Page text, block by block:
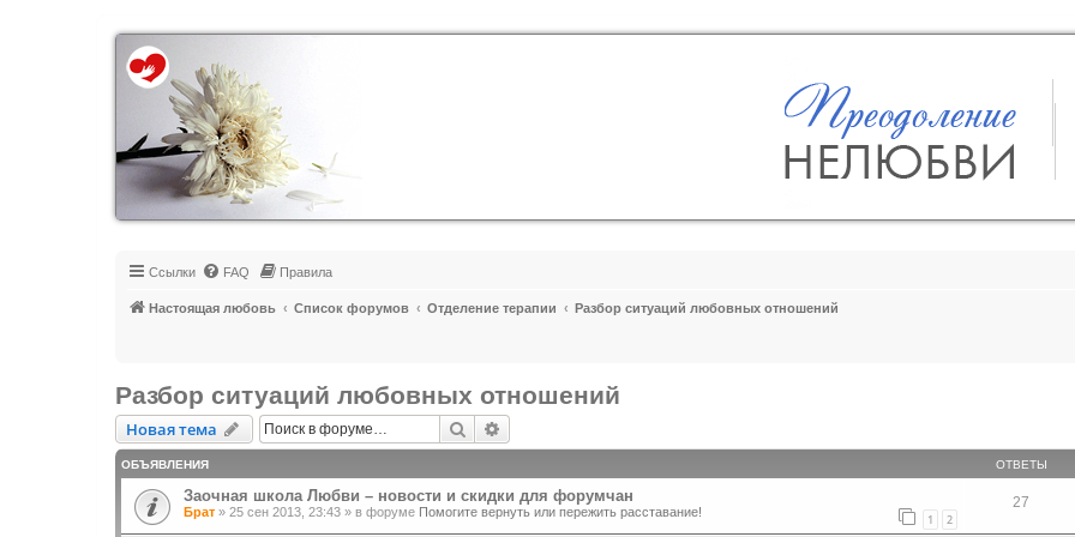
Регистрация
Ссылки FAQ Правила
Настоящая любовь Список форумов Отделение терапии Разбор ситуаций любовных отношений
Разбор ситуаций любовных отношений
Новая тема
Новаятема Поиск
ОБЪЯВЛЕНИЯ ОТВЕТЫ
Заочная школа Любви – новости и скидки для форумчан
Брат » 25 сен 2013, 23:43 » в форуме Помогите вернуть или пережить расставание! 1 2
27